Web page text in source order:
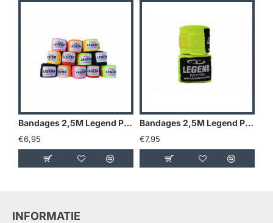
Bandages 2,5M Legend Premium diverse kleuren - Kleuren: Blauw
€6,95
Bandages 2,5M Legend Premium diverse kleuren - Kleuren: Camo grijs
€7,95
INFORMATIE